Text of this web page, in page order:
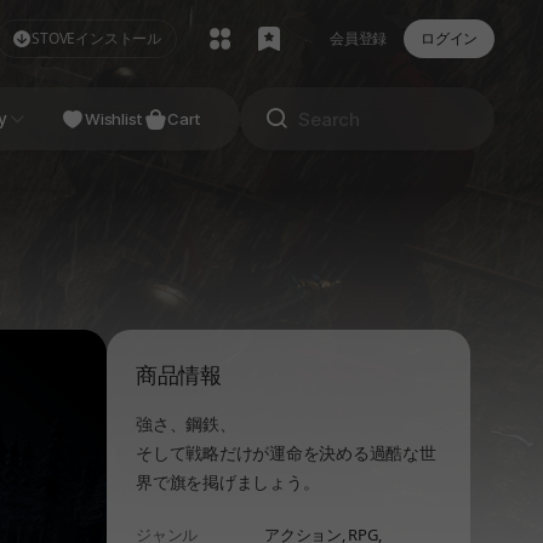
STOVEインストール 会員登録 ログイン
Studio
Wishlist Cart
商品情報
強さ、鋼鉄、
そして戦略だけが運命を決める過酷な世
界で旗を掲げましょう。
ジャンル アクション,RPG,